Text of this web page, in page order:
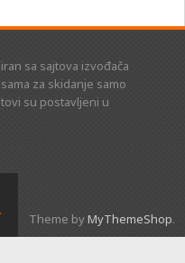
sa sajtova izvođača
za skidanje samo
su postavljeni u
Theme byMyThemeShop.